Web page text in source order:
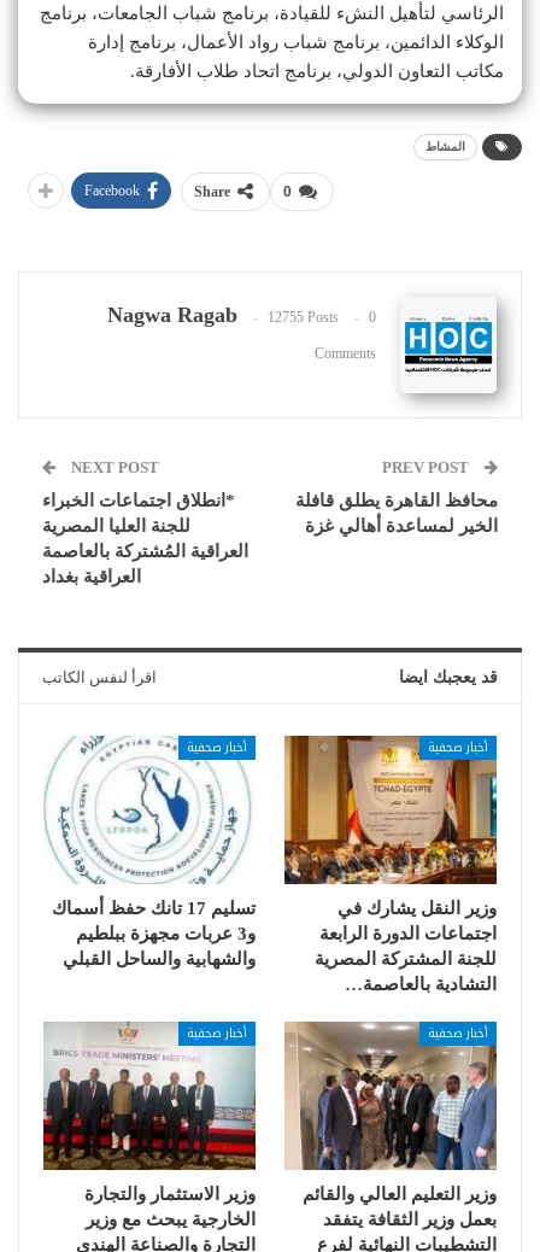
الرئاسي لتأهيل النشء للقيادة، برنامج شباب الجامعات، برنامج
الوكلاء الدائمين، برنامج شباب رواد الأعمال، برنامج إدارة
مكاتب التعاون الدولي، برنامج اتحاد طلاب الأفارقة.
المشاط
0
Share
Facebook
Nagwa Ragab 12755 Posts 0
Comments
محافظ القاهرة يطلق قافلة
الخير لمساعدة أهالي غزة
NEXT POST
*انطلاق اجتماعات الخبراء
للجنة العليا المصرية
العراقية المُشتركة بالعاصمة
العراقية بغداد
قد يعجبك ايضا اقرأ لنفس الكاتب
أخبار صحفية
وزير النقل يشارك في
اجتماعات الدورة الرابعة
للجنة المشتركة المصرية
التشادية بالعاصمة…
أخبار صحفية
تسليم 17 تانك حفظ أسماك
و3 عربات مجهزة ببلطيم
والشهابية والساحل القبلي
أخبار صحفية
وزير التعليم العالي والقائم
بعمل وزير الثقافة يتفقد
التشطيبات النهائية لفرع
أخبار صحفية
وزير الاستثمار والتجارة
الخارجية يبحث مع وزير
التجارة والصناعة الهندي